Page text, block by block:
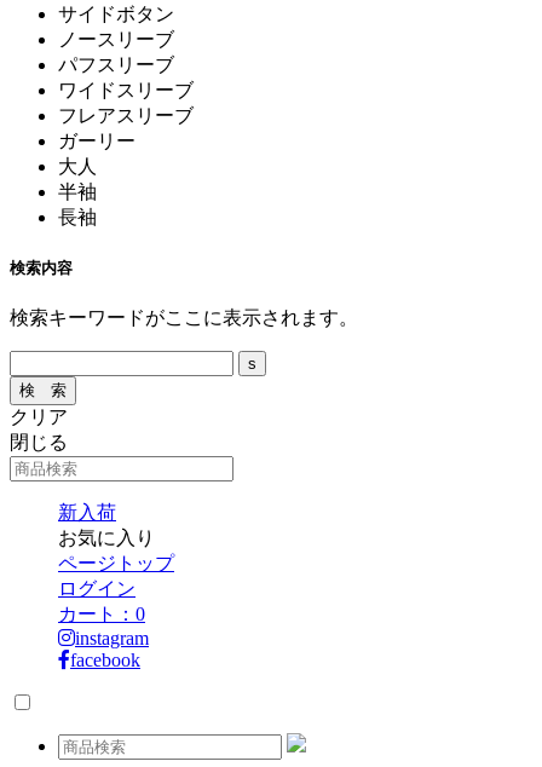
サイドボタン
ノースリーブ
パフスリーブ
ワイドスリーブ
フレアスリーブ
ガーリー
大人
半袖
長袖
検索内容
検索キーワードがここに表示されます。
クリア
閉じる
新入荷
お気に入り
ページトップ
ログイン
カート： 0
instagram
facebook